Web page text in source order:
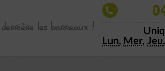
derrière les barreaux !
Lun, Mer, Jeu,